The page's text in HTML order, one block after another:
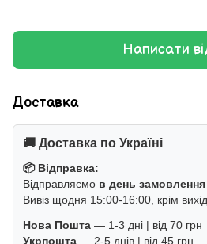
Написати
Доставка
🚚 Доставка по Україні
📦 Відправка:
Відправляємо в день замовлення
Вивіз щодня 15:00-16:00, крім
Нова Пошта — 1-3 дні | від 70 грн
Укрпошта — 2-5 днів | від 45 грн